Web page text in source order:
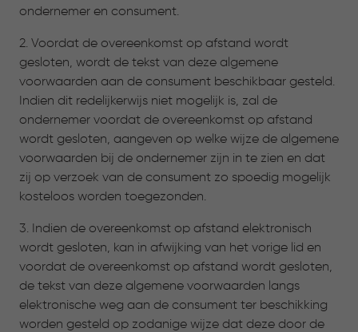
ondernemer en consument.
2. Voordat de overeenkomst op afstand wordt
gesloten, wordt de tekst van deze algemene
voorwaarden aan de consument beschikbaar gesteld.
Indien dit redelijkerwijs niet mogelijk is, zal de
ondernemer voordat de overeenkomst op afstand
wordt gesloten, aangeven op welke wijze de algemene
voorwaarden bij de ondernemer zijn in te zien en dat
zij op verzoek van de consument zo spoedig mogelijk
kosteloos worden toegezonden.
3. Indien de overeenkomst op afstand elektronisch
wordt gesloten, kan in afwijking van het vorige lid en
voordat de overeenkomst op afstand wordt gesloten,
de tekst van deze algemene voorwaarden langs
elektronische weg aan de consument ter beschikking
worden gesteld op zodanige wijze dat deze door de